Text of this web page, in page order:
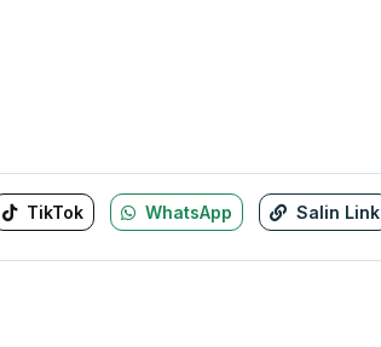
TikTok WhatsApp Salin Link